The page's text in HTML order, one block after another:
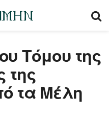
Τόμου της
της
τα Μέλη